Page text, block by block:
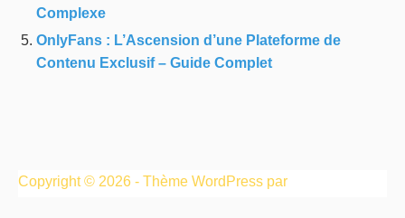
Complexe
OnlyFans : L’Ascension d’une Plateforme de
Contenu Exclusif – Guide Complet
Copyright © 2026 - Thème WordPress par